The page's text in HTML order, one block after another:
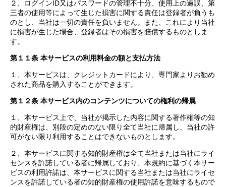
２、ログインID又はパスワードの管理不十分、使用上の過誤、第
三者の使用等によって生じた損害に関する責任は登録者が負うも
のとし、当社は一切の責任を負いません。また、これにより当社
に損害が生じた場合、登録者はその損害を賠償するものとしま
す。
第１１条 本サービスの利用料金の額と支払方法
１、本サービスは、クレジットカードにより、専門家よりお勧め
された商品を購入することができます。
第１２条 本サービス内のコンテンツについての権利の帰属
１、本サービス上で、当社が掲示した内容に関する著作権等の知
的財産権は、別段の定めのない限り全て当社に帰属し、当社の許
可がない限り利用することはできないものとします。
２、本サービスに関する知的財産権は全て当社または当社にライ
センスを許諾している者に帰属しており、本規約に基づく本サー
ビスの利用許諾は、本サービスに関する当社または当社にライセ
ンスを許諾している者の知的財産権の使用許諾を意味するもので